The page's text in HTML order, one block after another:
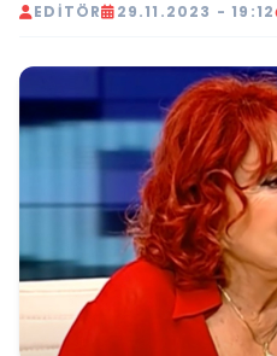
EDITÖR 29.11.2023 - 19:12